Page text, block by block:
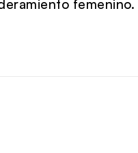
femenino.